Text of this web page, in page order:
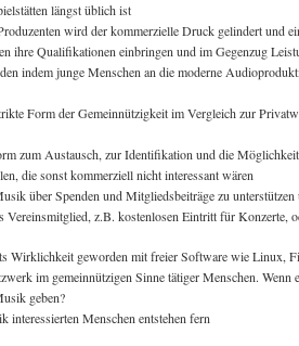
längst üblich ist
wird der kommerzielle Druck gelindert und
ihre Qualifikationen einbringen und im Gegenzug
indem junge Menschen an die moderne
Form der Gemeinnützigkeit im Vergleich zur
zum Austausch, zur Identifikation und die
die sonst kommerziell nicht interessant wären
über Spenden und Mitgliedsbeiträge zu
Vereinsmitglied, z.B. kostenlosen Eintritt für Konzerte,
Wirklichkeit geworden mit freier Software wie Linux,
im gemeinnützigen Sinne tätiger Menschen.
geben?
Menschen entstehen fern